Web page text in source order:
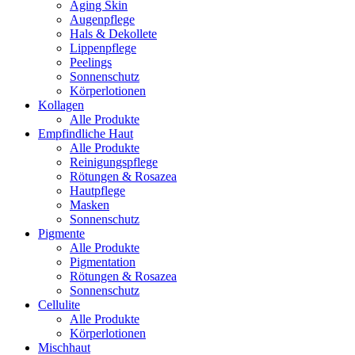
Aging Skin
Augenpflege
Hals & Dekollete
Lippenpflege
Peelings
Sonnenschutz
Körperlotionen
Kollagen
Alle Produkte
Empfindliche Haut
Alle Produkte
Reinigungspflege
Rötungen & Rosazea
Hautpflege
Masken
Sonnenschutz
Pigmente
Alle Produkte
Pigmentation
Rötungen & Rosazea
Sonnenschutz
Cellulite
Alle Produkte
Körperlotionen
Mischhaut